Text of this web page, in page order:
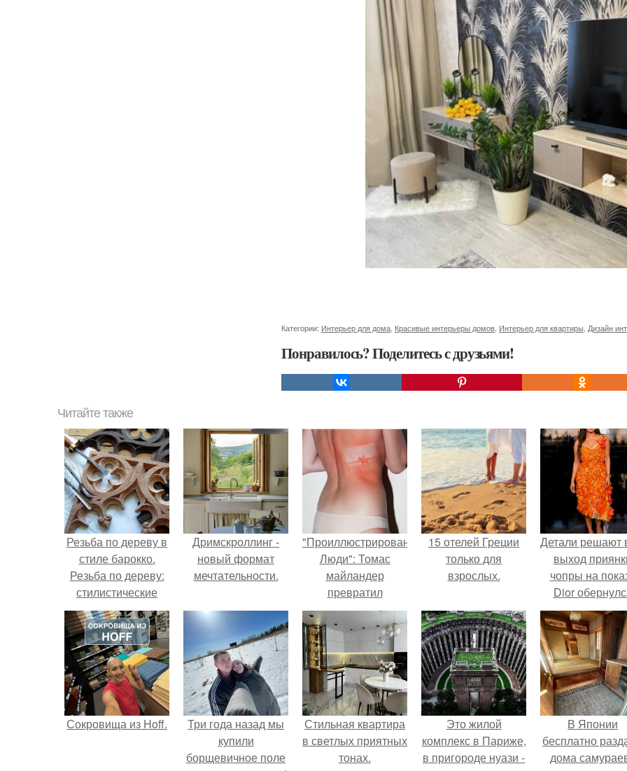
Категории: Интерьер для дома Красивые интерьеры домов Интерьер для квартиры Дизайн
Понравилось? Поделитесь с друзьями!
Читайте также
Резьба по дереву в
стиле барокко.
Резьба по дереву:
стилистические
направления и
характерные узоры.
Дримскроллинг -
новый формат
мечтательности.
"Проиллюстрированные
Люди": Томас
майландер
превратил
солнечные ожоги в
арт - объект.
15 отелей Греции
только для
взрослых.
Детали решают
выход
чопры на
Dior
шквалом
из-за
пошива.
Сокровища из Hoff.
Три года назад мы
купили
борщевичное поле
Стильная квартира
в светлых приятных
тонах.
Это жилой
комплекс в Париже,
в пригороде нуази -
В Японии
бесплатно
дома